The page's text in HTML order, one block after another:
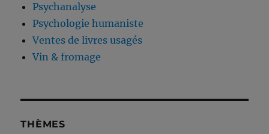
Psychanalyse
Psychologie humaniste
Ventes de livres usagés
Vin & fromage
THÈMES